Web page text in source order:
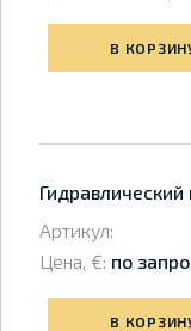
В
Артикул:
Цена, €: по
В